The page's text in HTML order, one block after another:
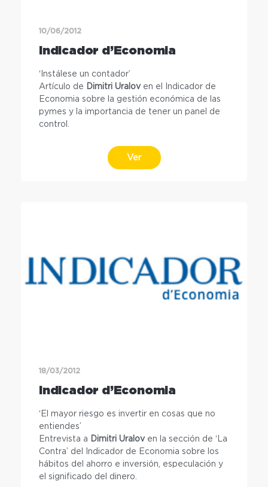
10/06/2012
Indicador d’Economia
‘Instálese un contador’
Artículo de
Dimitri Uralov en el Indicador de
Economia sobre la gestión económica de las
pymes y la importancia de tener un panel de
control.
Ver
18/03/2012
Indicador d’Economia
‘El mayor riesgo es invertir en cosas que no
entiendes’
Entrevista a
Dimitri Uraloven la sección de ‘La
Contra’ del Indicador de Economia sobre los
hábitos del ahorro e inversión, especulación y
el significado del dinero.